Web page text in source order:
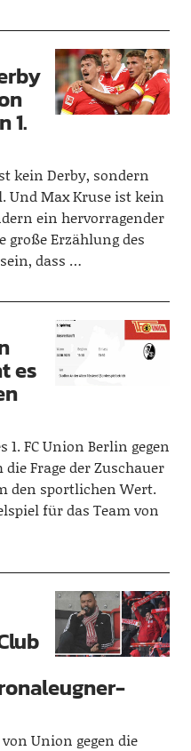
1.
kein Derby, sondern
Und Max Kruse ist kein
ein hervorragender
Erzählung des
dass …
es
1. FC Union Berlin gegen
Frage der Zuschauer
den sportlichen Wert.
für das Team von
Union gegen die